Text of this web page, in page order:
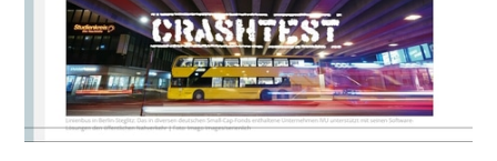
Fondstest
Investment“